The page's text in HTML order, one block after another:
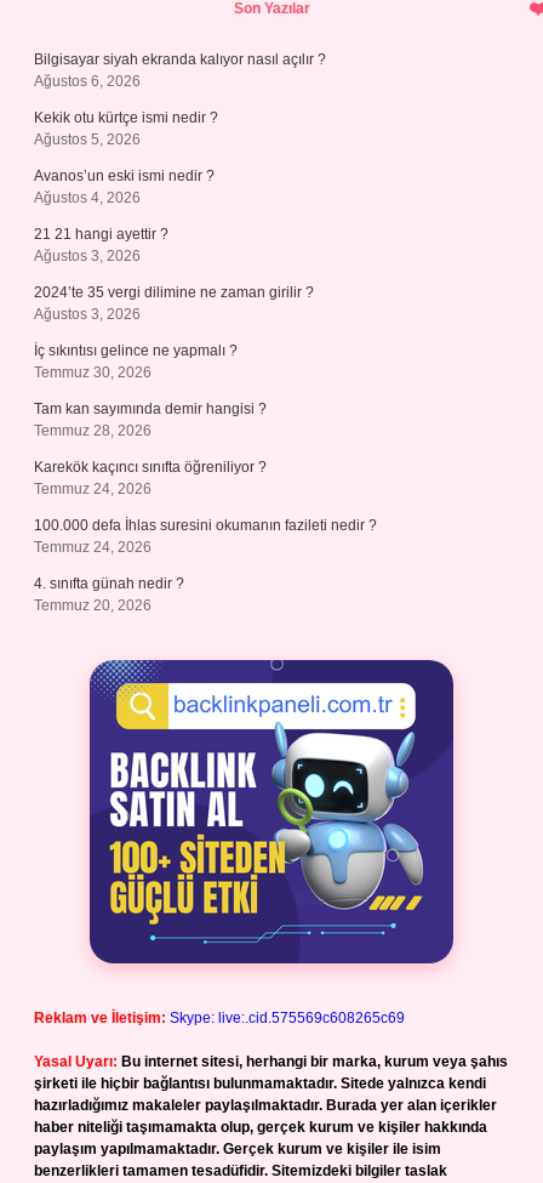
Son Yazılar
Bilgisayar siyah ekranda kalıyor nasıl açılır ?
Ağustos 6, 2026
Kekik otu kürtçe ismi nedir ?
Ağustos 5, 2026
Avanos’un eski ismi nedir ?
Ağustos 4, 2026
21 21 hangi ayettir ?
Ağustos 3, 2026
2024’te 35 vergi dilimine ne zaman girilir ?
Ağustos 3, 2026
İç sıkıntısı gelince ne yapmalı ?
Temmuz 30, 2026
Tam kan sayımında demir hangisi ?
Temmuz 28, 2026
Karekök kaçıncı sınıfta öğreniliyor ?
Temmuz 24, 2026
100.000 defa İhlas suresini okumanın fazileti nedir ?
Temmuz 24, 2026
4. sınıfta günah nedir ?
Temmuz 20, 2026
Reklam ve İletişim: Skype: live:.cid.575569c608265c69
Yasal Uyarı: Bu internet sitesi, herhangi bir marka, kurum veya şahıs
şirketi ile hiçbir bağlantısı bulunmamaktadır. Sitede yalnızca kendi
hazırladığımız makaleler paylaşılmaktadır. Burada yer alan içerikler
haber niteliği taşımamakta olup, gerçek kurum ve kişiler hakkında
paylaşım yapılmamaktadır. Gerçek kurum ve kişiler ile isim
benzerlikleri tamamen tesadüfidir. Sitemizdeki bilgiler taslak